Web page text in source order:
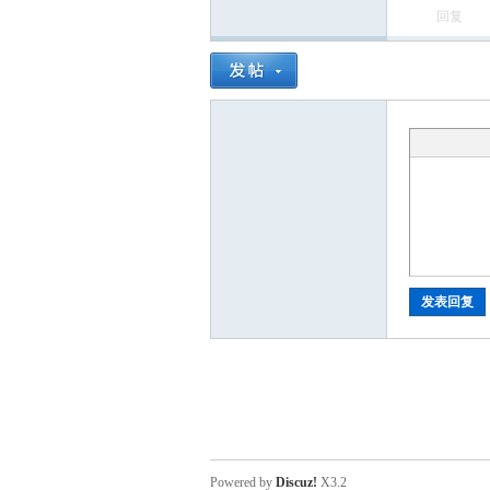
回复
发表回复
Powered by Discuz! X3.2